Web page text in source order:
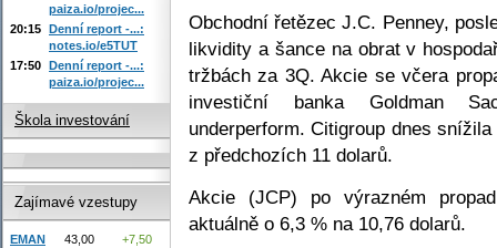
Obchodní řetězec J.C. Penney,
likvidity a šance na obrat v
tržbách za 3Q. Akcie se včera
investiční banka Goldman
underperform. Citigroup dnes
z předchozích 11 dolarů.
Akcie (JCP) po výrazném
aktuálně o 6,3 % na 10,76 dolarů.
paiza.io/projec...
20:15 Denní report -...:
notes.io/e5TUT
17:50 Denní report -...:
paiza.io/projec...
Škola investování
Zajímavé vzestupy
EMAN 43,00
+7,50